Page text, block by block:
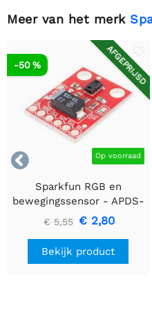
Meer van het merk

AFGEPRIJSD
Op voorraad
-50 %
Sparkfun RGB en
bewegingssensor - APDS-
9960
€ 5,55 € 2,80
Bekijk product